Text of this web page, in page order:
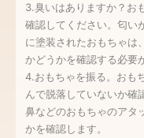
3.臭いはありますか？お
確認してください。匂い
に塗装されたおもちゃは
かどうかを確認する必要
4.おもちゃを振る。おも
んで脱落していないか確
鼻などのおもちゃのアタ
かを確認します。